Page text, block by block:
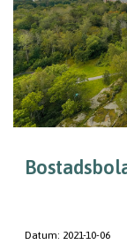
Datum: 2021-10-06